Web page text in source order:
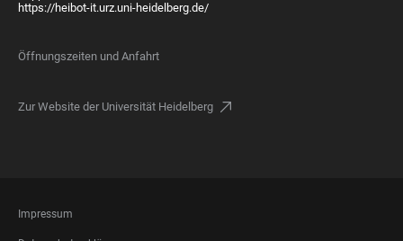
https://heibot-it.urz.uni-heidelberg.de/
Öffnungszeiten und Anfahrt
Zur Website der Universität Heidelberg
FOOTER
LEGAL
Impressum